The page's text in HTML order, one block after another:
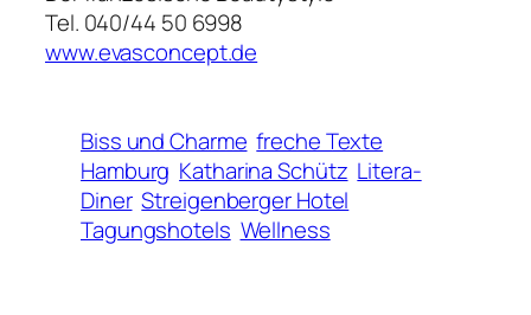
Tel. 040/44 50 6998
www.evasconcept.de
Biss und Charme freche Texte
Hamburg Katharina Schütz Litera-
Diner Streigenberger Hotel
Tagungshotels Wellness